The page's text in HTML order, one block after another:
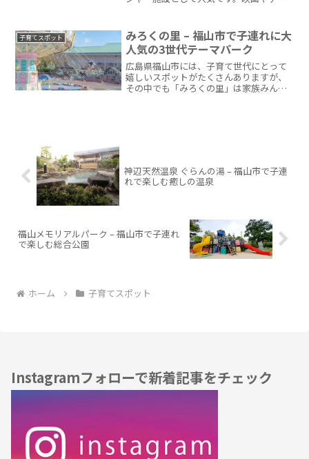
気を気にせず一日中過ごせます。雨の日
のお出かけ先に困った時...
子育てスポット
みろくの里 – 福山市で子連れに大
人気の3世代テーマパーク
広島県福山市には、子育て世代にとって
嬉しいスポットがたくさんありますが、
その中でも「みろくの里」は家族みんな
神辺天然温泉 ぐらんの湯 – 福山市で子連
れで楽しむ癒しの温泉
福山メモリアルパーク – 福山市で子連れ
で楽しむ総合公園
ホーム 子育てスポット
Instagramフォローで新着記事をチェック